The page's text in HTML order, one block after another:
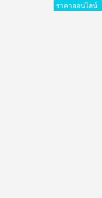
ราคาออนไลน์
ราคาออนไลน์
ราคาออนไลน์
ราคาออนไลน์
ราคาออนไลน์
ราคาออนไลน์
ราคาออนไลน์
ราคาออนไลน์